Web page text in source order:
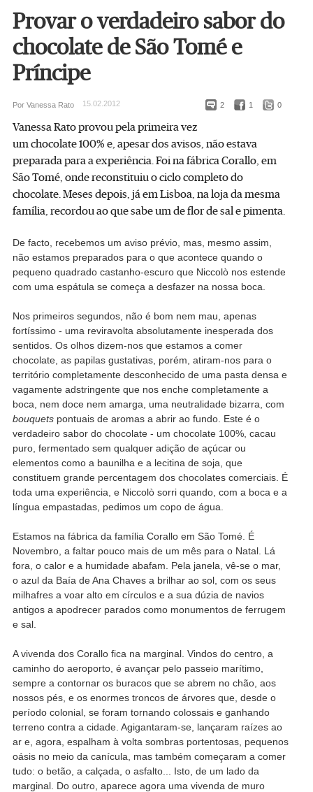
Provar o verdadeiro sabor do
chocolate de São Tomé e
Príncipe
2 1 0
Por Vanessa Rato 15.02.2012
Vanessa Rato provou pela primeira vez
um chocolate 100% e, apesar dos avisos, não estava
preparada para a experiência. Foi na fábrica Corallo, em
São Tomé, onde reconstituiu o ciclo completo do
chocolate. Meses depois, já em Lisboa, na loja da mesma
família, recordou ao que sabe um de flor de sal e pimenta.
De facto, recebemos um aviso prévio, mas, mesmo assim,
não estamos preparados para o que acontece quando o
pequeno quadrado castanho-escuro que Niccolò nos estende
com uma espátula se começa a desfazer na nossa boca.
Nos primeiros segundos, não é bom nem mau, apenas
fortíssimo - uma reviravolta absolutamente inesperada dos
sentidos. Os olhos dizem-nos que estamos a comer
chocolate, as papilas gustativas, porém, atiram-nos para o
território completamente desconhecido de uma pasta densa e
vagamente adstringente que nos enche completamente a
boca, nem doce nem amarga, uma neutralidade bizarra, com
bouquetspontuais de aromas a abrir ao fundo. Este é o
verdadeiro sabor do chocolate - um chocolate 100%, cacau
puro, fermentado sem qualquer adição de açúcar ou
elementos como a baunilha e a lecitina de soja, que
constituem grande percentagem dos chocolates comerciais. É
toda uma experiência, e Niccolò sorri quando, com a boca e a
língua empastadas, pedimos um copo de água.
Estamos na fábrica da família Corallo em São Tomé. É
Novembro, a faltar pouco mais de um mês para o Natal. Lá
fora, o calor e a humidade abafam. Pela janela, vê-se o mar,
o azul da Baía de Ana Chaves a brilhar ao sol, com os seus
milhafres a voar alto em círculos e a sua dúzia de navios
antigos a apodrecer parados como monumentos de ferrugem
e sal.
A vivenda dos Corallo fica na marginal. Vindos do centro, a
caminho do aeroporto, é avançar pelo passeio marítimo,
sempre a contornar os buracos que se abrem no chão, aos
nossos pés, e os enormes troncos de árvores que, desde o
período colonial, se foram tornando colossais e ganhando
terreno contra a cidade. Agigantaram-se, lançaram raízes ao
ar e, agora, espalham à volta sombras portentosas, pequenos
oásis no meio da canícula, mas também começaram a comer
tudo: o betão, a calçada, o asfalto... Isto, de um lado da
marginal. Do outro, aparece agora uma vivenda de muro